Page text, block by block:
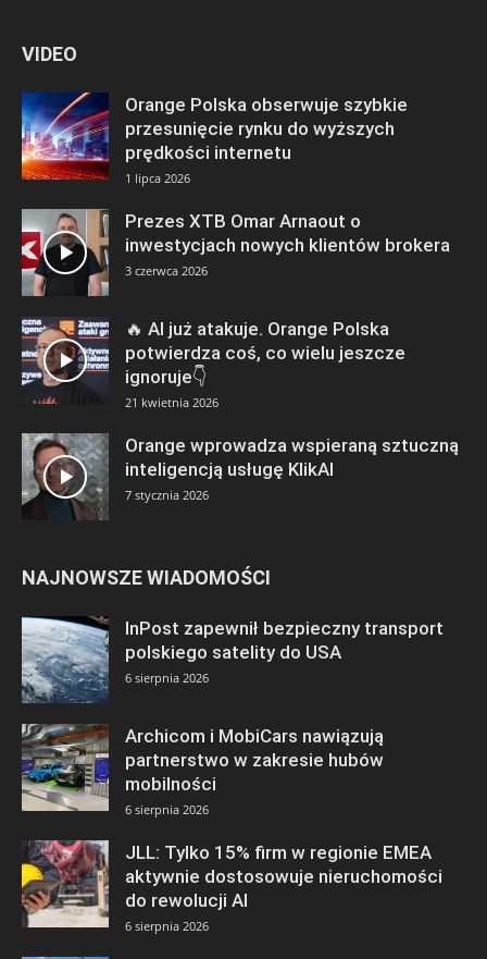
VIDEO
Orange Polska obserwuje szybkie
przesunięcie rynku do wyższych
prędkości internetu
1 lipca 2026
Prezes XTB Omar Arnaout o
inwestycjach nowych klientów brokera
3 czerwca 2026
🔥 AI już atakuje. Orange Polska
potwierdza coś, co wielu jeszcze
ignoruje👇
21 kwietnia 2026
Orange wprowadza wspieraną sztuczną
inteligencją usługę KlikAI
7 stycznia 2026
NAJNOWSZE WIADOMOŚCI
InPost zapewnił bezpieczny transport
polskiego satelity do USA
6 sierpnia 2026
Archicom i MobiCars nawiązują
partnerstwo w zakresie hubów
mobilności
6 sierpnia 2026
JLL: Tylko 15% firm w regionie EMEA
aktywnie dostosowuje nieruchomości
do rewolucji AI
6 sierpnia 2026